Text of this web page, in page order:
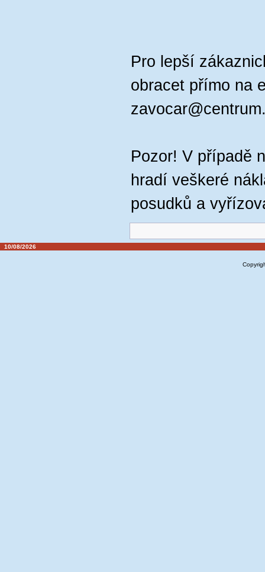
Pro lepší
obracet přímo na
Pozor! V případě
hradí veškeré
posudků a
10/08/2026